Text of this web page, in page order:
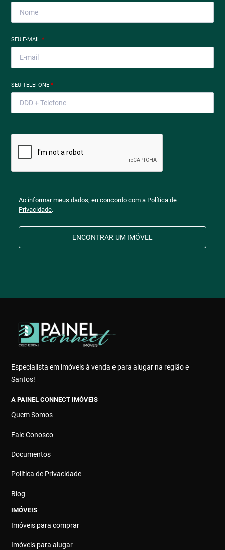
SEU E-MAIL*
SEU TELEFONE*
Ao informar meus dados, eu concordo com a Política de
Privacidade.
ENCONTRAR UM IMÓVEL
Especialista em imóveis à venda e para alugar na região e
Santos!
A PAINEL CONNECT IMÓVEIS
Quem Somos
Fale Conosco
Documentos
Política de Privacidade
Blog
IMÓVEIS
Imóveis para comprar
Imóveis para alugar